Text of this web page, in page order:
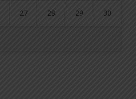
27 28 29 30